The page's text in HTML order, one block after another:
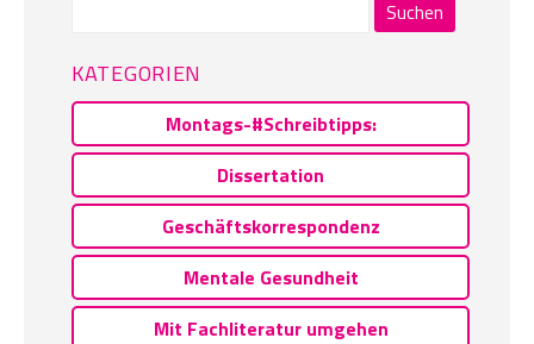
KATEGORIEN
Montags-#Schreibtipps:
Dissertation
Geschäftskorrespondenz
Mentale Gesundheit
Mit Fachliteratur umgehen